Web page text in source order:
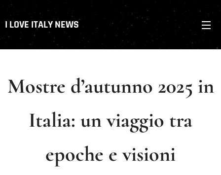
I LOVE ITALY NEWS
Mostre d’autunno 2025 in
Italia: un viaggio tra
epoche e visioni